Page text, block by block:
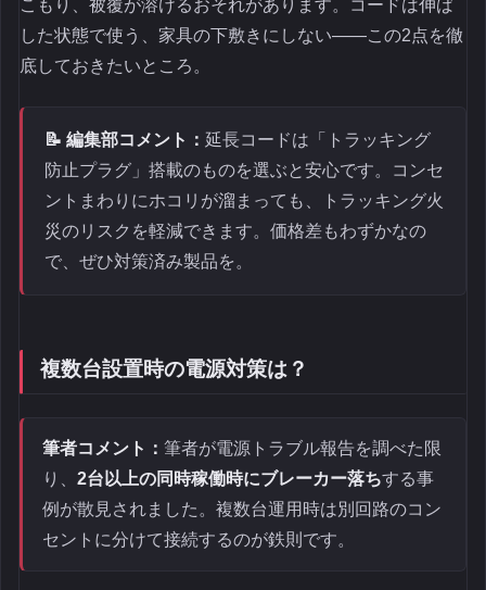
こもり、被覆が溶けるおそれがあります。コードは伸ば
した状態で使う、家具の下敷きにしない――この2点を徹
底しておきたいところ。
📝 編集部コメント： 延長コードは「トラッキング
防止プラグ」搭載のものを選ぶと安心です。コンセ
ントまわりにホコリが溜まっても、トラッキング火
災のリスクを軽減できます。価格差もわずかなの
で、ぜひ対策済み製品を。
複数台設置時の電源対策は？
筆者コメント： 筆者が電源トラブル報告を調べた限
り、 2台以上の同時稼働時にブレーカー落ちする事
例が散見されました。複数台運用時は別回路のコン
セントに分けて接続するのが鉄則です。